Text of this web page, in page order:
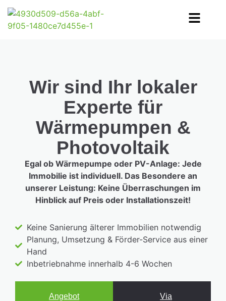
Wir sind Ihr lokaler
Experte für
Wärmepumpen &
Photovoltaik
Egal ob Wärmepumpe oder PV-Anlage: Jede
Immobilie ist individuell. Das Besondere an
unserer Leistung: Keine Überraschungen im
Hinblick auf Preis oder Installationszeit!
Keine Sanierung älterer Immobilien notwendig
Planung, Umsetzung & Förder-Service aus einer
Hand
Inbetriebnahme innerhalb 4-6 Wochen
Angebot
Via